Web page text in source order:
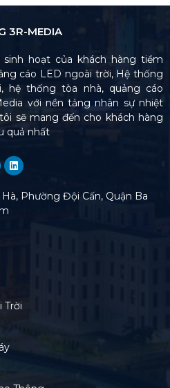
3R-MEDIA
hoạt của khách hàng tiềm
cáo LED ngoài trời, Hệ thống
hệ thống tòa nhà, quảng cáo
với nền tảng nhân sự nhiệt
sẽ mang đến cho khách hàng
quả nhất
Phường Đội Cấn, Quận Ba
Trời